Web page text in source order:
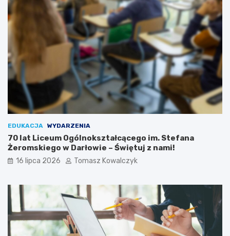
EDUKACJA WYDARZENIA
70 lat Liceum Ogólnokształcącego im. Stefana
Żeromskiego w Darłowie – Świętuj z nami!
16 lipca 2026 Tomasz Kowalczyk